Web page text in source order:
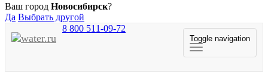
Ваш город Новосибирск?
Да Выбрать другой
Toggle navigation
8 800 511-09-72